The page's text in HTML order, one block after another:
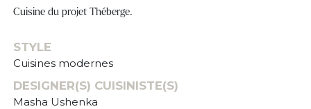
Cuisine du projet Théberge.
STYLE
Cuisines modernes
DESIGNER(S) CUISINISTE(S)
Masha Ushenka